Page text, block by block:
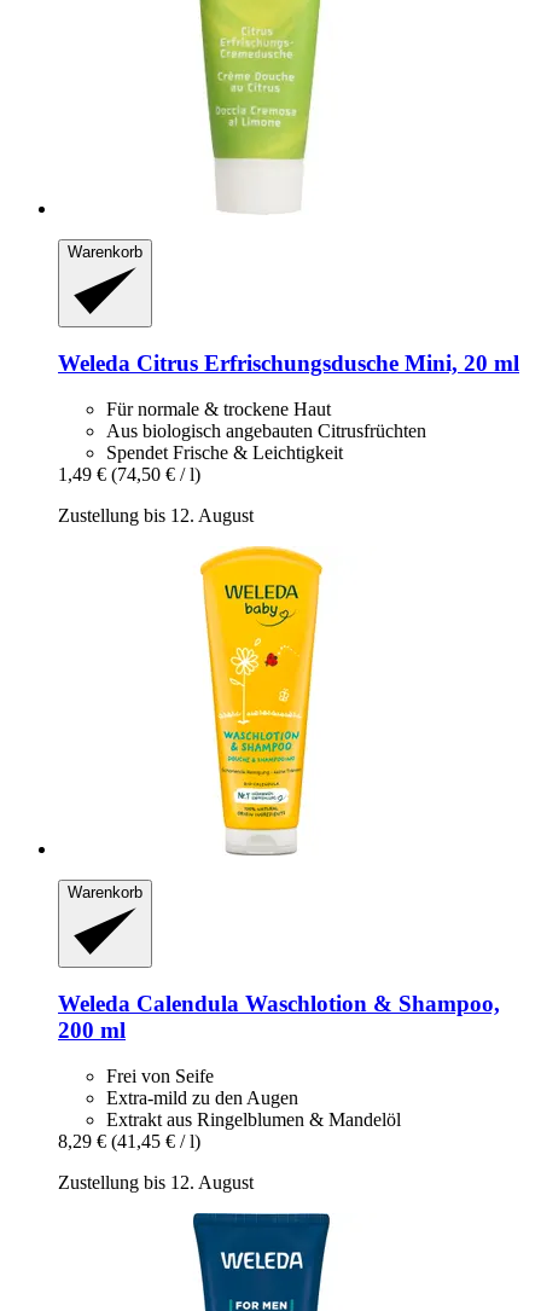
Warenkorb
Weleda Citrus Erfrischungsdusche Mini, 20 ml
Für normale & trockene Haut
Aus biologisch angebauten Citrusfrüchten
Spendet Frische & Leichtigkeit
1,49 € (74,50 € / l)
Zustellung bis 12. August
Warenkorb
Weleda Calendula Waschlotion & Shampoo,
200 ml
Frei von Seife
Extra-mild zu den Augen
Extrakt aus Ringelblumen & Mandelöl
8,29 € (41,45 € / l)
Zustellung bis 12. August